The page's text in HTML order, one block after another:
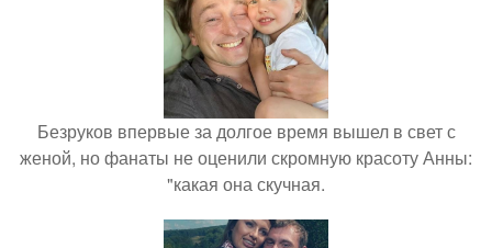
Безруков впервые за долгое время вышел в свет с
женой, но фанаты не оценили скромную красоту Анны:
"какая она скучная.